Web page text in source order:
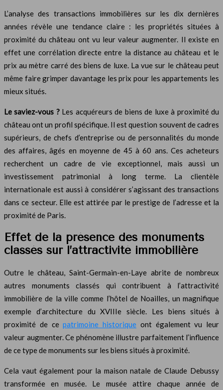
L’analyse des transactions immobilières sur les dix dernières
années révèle une tendance claire : les propriétés situées à
proximité du château ont vu leur valeur augmenter. Il existe en
effet une corrélation directe entre la distance au château et le
prix au mètre carré des biens de luxe. La vue sur le château peut
même faire grimper davantage les prix pour les appartements les
mieux situés.
Le saviez-vous ?Les acquéreurs de biens de luxe à proximité du
château ont un profil spécifique. Il est question souvent de cadres
supérieurs, de chefs d’entreprise ou de personnalités du monde
des affaires, âgés en moyenne de 45 à 60 ans. Ces acheteurs
recherchent un cadre de vie exceptionnel, mais aussi un
investissement patrimonial à long terme. La clientèle
internationale est aussi à considérer s’agissant des transactions
dans ce secteur. Elle est attirée par le prestige de l’adresse et la
proximité de Paris.
Effet de la présence des monuments
classés sur l’attractivité immobilière
Outre le château, Saint-Germain-en-Laye abrite de nombreux
autres monuments classés qui contribuent à l’attractivité
immobilière de la ville comme l’hôtel de Noailles, un magnifique
exemple d’architecture du XVIIIe siècle. Les biens situés à
proximité de cepatrimoine historique ont également vu leur
valeur augmenter. Ce phénomène illustre parfaitement l’influence
de ce type de monuments sur les biens situés à proximité.
Cela vaut également pour la maison natale de Claude Debussy
transformée en musée. Le musée attire chaque année de